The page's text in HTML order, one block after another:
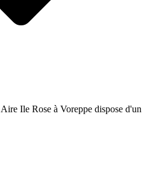
Ile Rose à Voreppe dispose d'un